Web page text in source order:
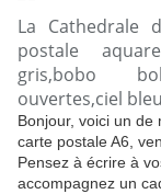
La Cathedrale
postale
gris,bobo
ouvertes,ciel
Bonjour, voici un
carte postale A6,
Pensez à écrire à
accompagnez un